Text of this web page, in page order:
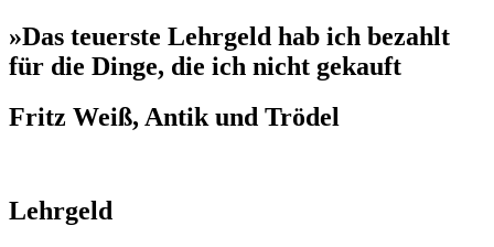
»Das teuerste Lehrgeld hab ich bezahlt
für die Dinge, die ich nicht gekauft
Fritz Weiß, Antik und Trödel
Lehrgeld